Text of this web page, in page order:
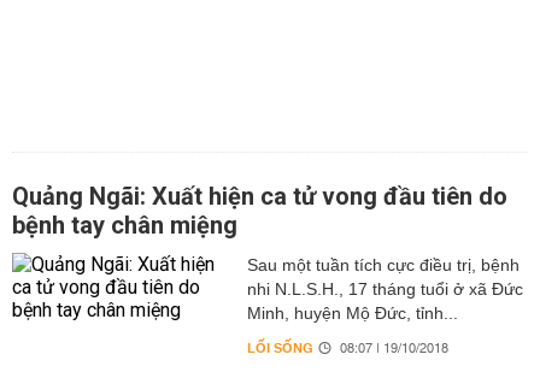
Quảng Ngãi: Xuất hiện ca tử vong đầu tiên do
bệnh tay chân miệng
Sau một tuần tích cực điều trị, bệnh
nhi N.L.S.H., 17 tháng tuổi ở xã Đức
Minh, huyện Mộ Đức, tỉnh...
LỐI SỐNG 08:07 | 19/10/2018